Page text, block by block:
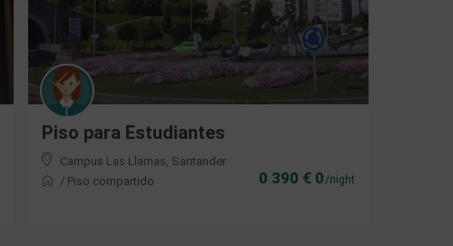
0 390 € 0/night
Piso para Estudiantes
Campus Las Llamas Santander
/ Piso compartido